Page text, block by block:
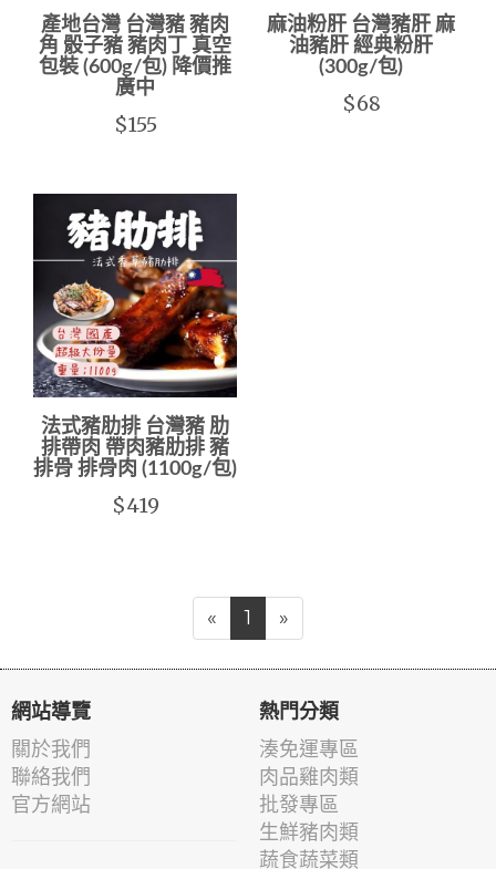
產地台灣 台灣豬 豬肉
角 骰子豬 豬肉丁 真空
包裝 (600g/包) 降價推
廣中
$155
麻油粉肝 台灣豬肝 麻
油豬肝 經典粉肝
(300g/包)
$68
法式豬肋排 台灣豬 肋
排帶肉 帶肉豬肋排 豬
排骨 排骨肉 (1100g/包)
$419
« 1 »
網站導覽
關於我們
聯絡我們
官方網站
熱門分類
湊免運專區
肉品雞肉類
批發專區
生鮮豬肉類
蔬食蔬菜類